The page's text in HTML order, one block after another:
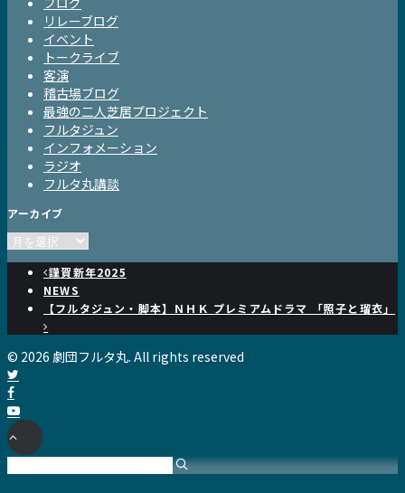
リレーブログ
イベント
トークライブ
客演
稽古場ブログ
最強の二人芝居プロジェクト
フルタジュン
インフォメーション
ラジオ
フルタ丸講談
アーカイブ
ア
ー
謹賀新年2025
NEWS
【フルタジュン・脚本】ＮＨＫ プレミアムドラマ 「照子と瑠衣」
© 2026 劇団フルタ丸. All rights reserved